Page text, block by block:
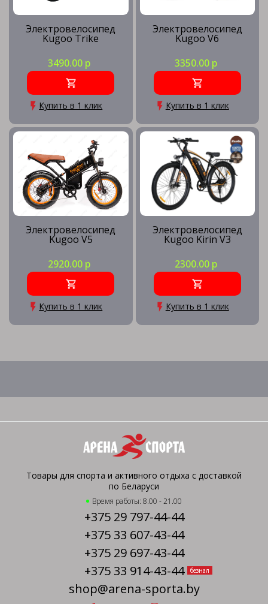
Электровелосипед
Kugoo Trike
3490.00 р
Купить в 1 клик
Электровелосипед
Kugoo V6
3350.00 р
Купить в 1 клик
Электровелосипед
Kugoo V5
2920.00 р
Купить в 1 клик
Электровелосипед
Kugoo Kirin V3
2300.00 р
Купить в 1 клик
Товары для спорта и активного отдыха с доставкой
по Беларуси
Время работы: 8.00 - 21.00
+375 29 797-44-44
+375 33 607-43-44
+375 29 697-43-44
+375 33 914-43-44
безнал
shop@arena-sporta.by